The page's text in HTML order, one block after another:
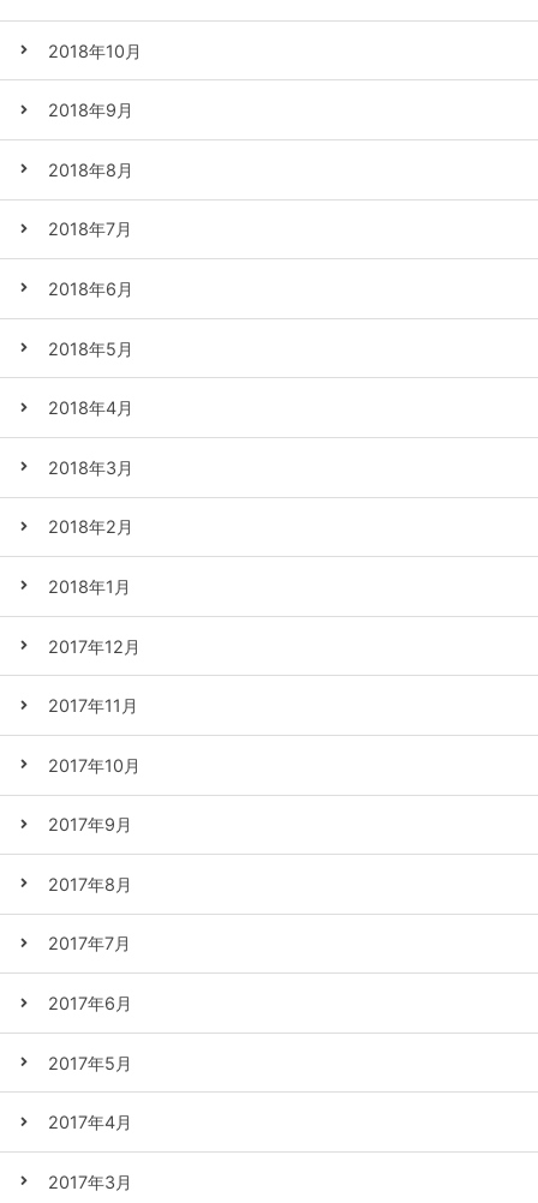
2018年10月
2018年9月
2018年8月
2018年7月
2018年6月
2018年5月
2018年4月
2018年3月
2018年2月
2018年1月
2017年12月
2017年11月
2017年10月
2017年9月
2017年8月
2017年7月
2017年6月
2017年5月
2017年4月
2017年3月